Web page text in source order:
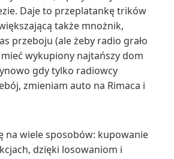
Daje to przeplatankę trików
także mnożnik,
przeboju (ale żeby radio grało
wykupiony najtańszy dom
gdy tylko radiowcy
zmieniam auto na Rimaca i
na wiele sposobów: kupowanie
dzięki losowaniom i